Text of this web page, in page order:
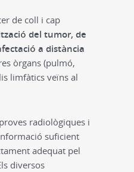
de coll i cap
del tumor, de
a distància
òrgans (pulmó,
limfàtics veïns al
radiològiques i
suficient
adequat pel
diversos